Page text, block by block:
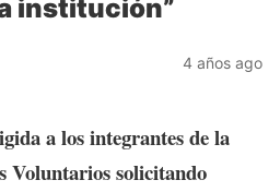
institución”
4 años ago
a los integrantes de la
Voluntarios solicitando